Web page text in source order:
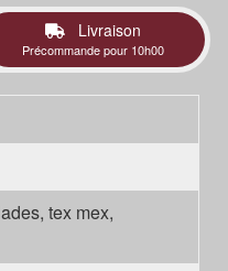
Livraison
Précommande pour 10h00
tex mex,